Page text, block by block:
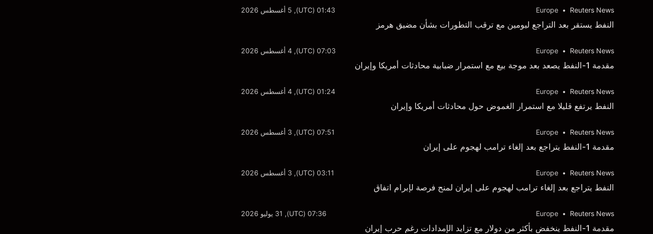
Reuters News
•
Europe 01:43 (UTC), 5 أغسطس 2026
النفط يستقر بعد التراجع ليومين مع ترقب التطورات بشأن مضيق هرمز
Reuters News
•
Europe 07:03 (UTC), 4 أغسطس 2026
مقدمة 1-النفط يصعد بعد موجة بيع مع استمرار ضبابية محادثات أمريكا وإيران
Reuters News
•
Europe 01:24 (UTC), 4 أغسطس 2026
النفط يرتفع قليلا مع استمرار الغموض حول محادثات أمريكا وإيران
Reuters News
•
Europe 07:51 (UTC), 3 أغسطس 2026
مقدمة 1-النفط يتراجع بعد إلغاء ترامب لهجوم على إيران
Reuters News
•
Europe 03:11 (UTC), 3 أغسطس 2026
النفط يتراجع بعد إلغاء ترامب لهجوم على إيران لمنح فرصة لإبرام اتفاق
Reuters News
•
Europe 07:36 (UTC), 31 يوليو 2026
مقدمة 1-النفط ينخفض بأكثر من دولار مع تزايد الإمدادات رغم حرب إيران